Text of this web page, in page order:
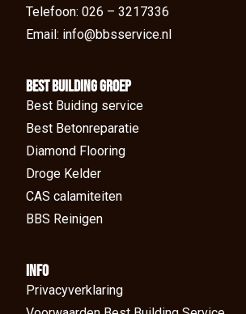
Telefoon: 026 – 3217336
Email: info@bbsservice.nl
BEst Building groep
Best Buiding service
Best Betonreparatie
Diamond Flooring
Droge Kelder
CAS calamiteiten
BBS Reinigen
Info
Privacyverklaring